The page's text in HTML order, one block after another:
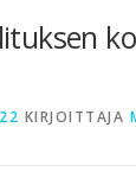
KIRJOITTAJA